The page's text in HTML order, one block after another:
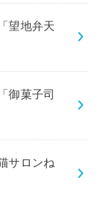
望地弁天
御菓子司
サロンね